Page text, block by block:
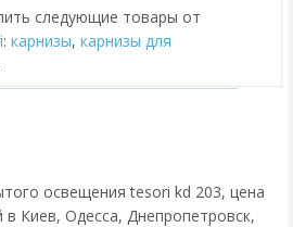
следующие товары от
: карнизы, карнизы для
освещения tesori kd 203, цена
в Киев, Одесса, Днепропетровск,